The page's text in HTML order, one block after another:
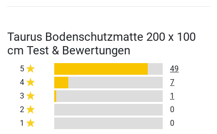
Taurus Bodenschutzmatte 200 x 100
cm Test & Bewertungen
5
49
4
7
3
1
2
0
1
0